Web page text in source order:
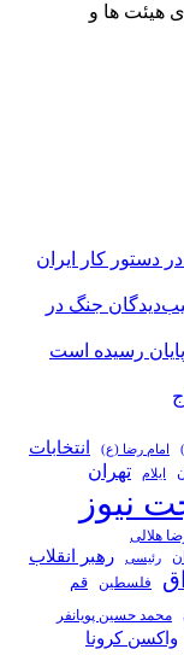
هیئت ها و
دستور کار ایران
جنگ در
رسیده است
امام رضا (ع) انتخابات
ایلام تهران
نیوز
هلالی
رئیسی رهبر انقلاب
فلسطین قم
محمد حسین پویانفر
واکسن کرونا